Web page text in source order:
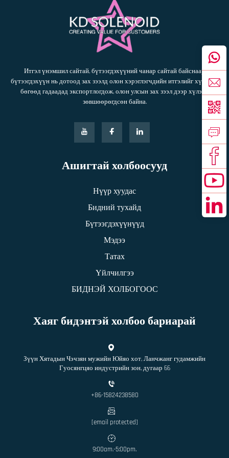
Итгэл үнэмшил сайтай, бүтээгдэхүүний чанар сайтай байснаар
бүтээгдэхүүн нь дотоод зах зээлд олон хэрэглэгчдийн итгэлийг хүртсэн
бөгөөд гадаадад экспортлогдож, олон улсын зах зээл дээр хүлээн
зөвшөөрөгдсөн байна.
Ашигтай холбоосууд
Нүүр хуудас
Бидний тухайд
Бүтээгдэхүүнүүд
Мэдээ
Татах
Үйлчилгээ
БИДНЭЙ ХОЛБОГООС
Хаяг бидэнтэй холбоо бариарай
Зүүн Хятадын Чэчзян мужийн Юйяо хот, Ланчжанг гудамжийн
Гуосянгцяо индустрийн зон, дугаар 66
+86-15824238580
[email protected]
9:00am.-5:00pm.